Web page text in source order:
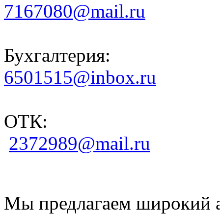
7167080@mail.ru
Бухгалтерия:
6501515@inbox.ru
ОТК:
2372989@mail.ru
Мы предлагаем широкий